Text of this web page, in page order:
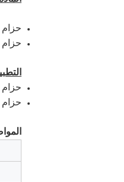
حزام
حزام
حزام
حزام